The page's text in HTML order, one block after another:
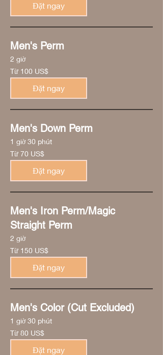
Đặt ngay
Men's Perm
2 giờ
Từ
100
đô
Từ 100 US$
Đặt ngay
Men's Down Perm
1 giờ 30 phút
Từ
70
đô
Từ 70 US$
Đặt ngay
Men's Iron Perm/Magic
Straight Perm
2 giờ
Từ
150
đô
Từ 150 US$
Đặt ngay
Men's Color (Cut Excluded)
1 giờ 30 phút
Từ
80
đô
Từ 80 US$
Đặt ngay